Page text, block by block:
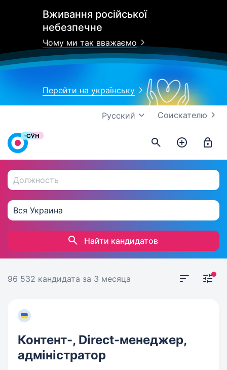
Вживання російської
небезпечне
Чому ми так вважаємо
Перейти на українську
Соискателю
Русский
Найти кандидатов
96 532 кандидата за 3 месяца
Контент-, Direct-менеджер,
адміністратор